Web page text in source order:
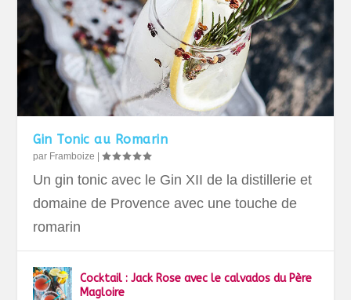
Gin Tonic au Romarin
par Framboize |
Un gin tonic avec le Gin XII de la distillerie et
domaine de Provence avec une touche de
romarin
Cocktail : Jack Rose avec le calvados du Père
Magloire